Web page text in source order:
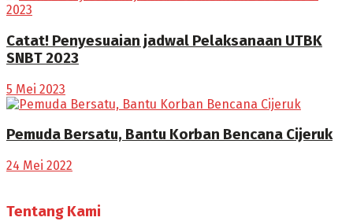
Catat! Penyesuaian jadwal Pelaksanaan UTBK
SNBT 2023
5 Mei 2023
Pemuda Bersatu, Bantu Korban Bencana Cijeruk
24 Mei 2022
Tentang Kami